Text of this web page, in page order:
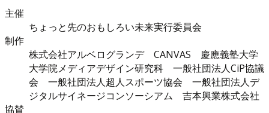
主催
ちょっと先のおもしろい未来実行委員会
制作
株式会社アルベログランデ CANVAS 慶應義塾大学
大学院メディアデザイン研究科 一般社団法人CiP協議
会 一般社団法人超人スポーツ協会 一般社団法人デ
ジタルサイネージコンソーシアム 吉本興業株式会社
協賛